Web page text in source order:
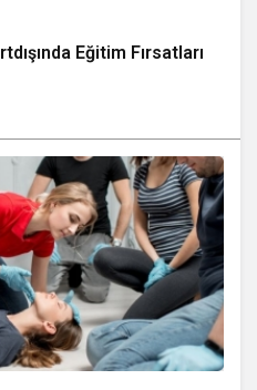
Eğitim Fırsatları